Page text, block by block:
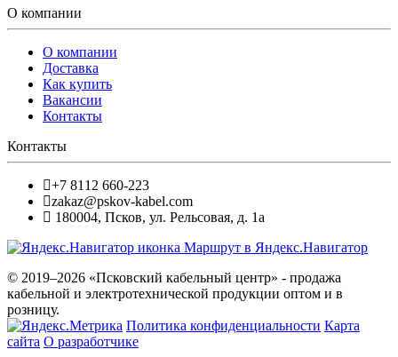
О компании
О компании
Доставка
Как купить
Вакансии
Контакты
Контакты
+7 8112 660-223
zakaz@pskov-kabel.com
180004, Псков, ул. Рельсовая, д. 1а
Маршрут в Яндекс.Навигатор
© 2019–2026 «Псковский кабельный центр» - продажа
кабельной и электротехнической продукции оптом и в
розницу.
Политика конфиденциальности Карта
сайта О разработчике